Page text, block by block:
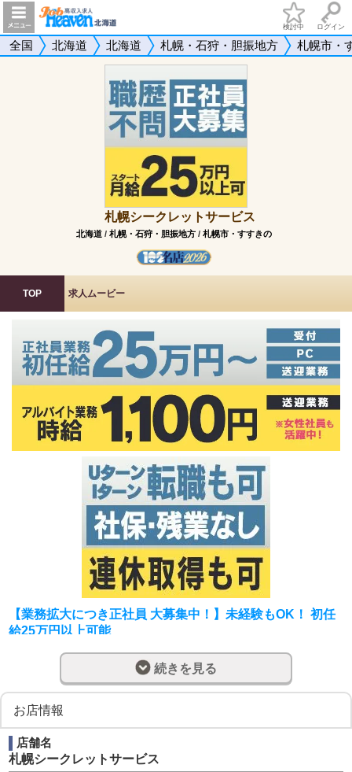
検討中 ログイン
全国 北海道 北海道 札幌・石狩・胆振地方 札幌市・
札幌シークレットサービス
北海道 / 札幌・石狩・胆振地方 / 札幌市・すすきの
TOP 求人ムービー
【業務拡大につき正社員 大募集中！】未経験もOK！ 初任
給25万円以上可能
◎未経験OK！
[雇用形態]：正社員
[業務内容]：受付、PC業務、送迎等
[休日] ：週休2日制(月5休)
[給与] ：月給25万円～
※詳細は募集要項をご確認ください
続きを見る
お店情報
店舗名
札幌シークレットサービス